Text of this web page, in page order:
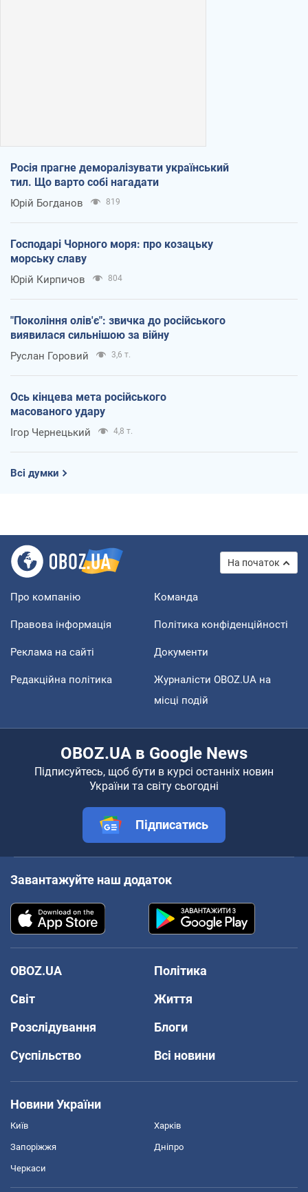
Росія прагне деморалізувати український
тил. Що варто собі нагадати
Юрій Богданов 819
Господарі Чорного моря: про козацьку
морську славу
Юрій Кирпичов 804
"Покоління олів'є": звичка до російського
виявилася сильнішою за війну
Руслан Горовий 3,6 т.
Ось кінцева мета російського
масованого удару
Ігор Чернецький 4,8 т.
Всі думки
На початок
Про компанію Команда
Правова інформація Політика конфіденційності
Реклама на сайті Документи
Редакційна політика
Журналісти OBOZ.UA на
місці подій
OBOZ.UA в Google News
Підписуйтесь, щоб бути в курсі останніх новин
України та світу сьогодні
Підписатись
Завантажуйте наш додаток
OBOZ.UA
Політика
Світ
Життя
Розслідування
Блоги
Суспільство
Всі новини
Новини України
Київ Харків
Запоріжжя Дніпро
Черкаси